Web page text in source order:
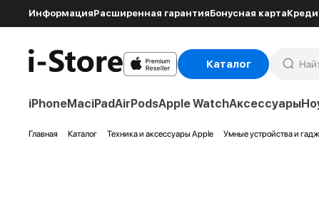
ИнформацияРасширенная гарантияБонусная карта
Каталог
iPhoneMaciPadAirPodsApple WatchАксессуары
Главная Каталог Техника и аксессуары Apple Умные устройства и